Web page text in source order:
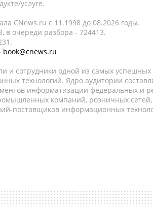
услуге.
CNews.ru c 11.1998 до 08.2026 годы.
в очереди разбора - 724413.
book@cnews.ru
и сотрудники одной из самых успешных
технологий. Ядро аудитории
информатизации федеральных и
компаний, розничных сетей,
поставщиков информационных